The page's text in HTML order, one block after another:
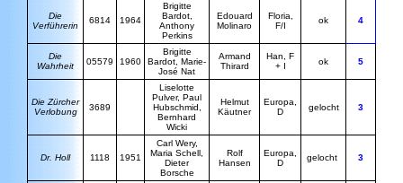
Die
Verführerin
6814 1964
Brigitte
Bardot,
Anthony
Perkins
Edouard
Molinaro
Floria,
F/I
ok 4
Die
Wahrheit
05579 1960
Brigitte
Bardot , Marie-
José Nat
Armand
Thirard
Han, F
+ I
ok 5
Die Zürcher
Verlobung
3689
Liselotte
Pulver, Paul
Hubschmid,
Bernhard
Wicki
Helmut
Käutner
Europa,
D
gelocht 3
Dr. Holl 1118 1951
Carl Wery,
Maria Schell,
Dieter
Borsche
Rolf
Hansen
Europa,
D
gelocht 3